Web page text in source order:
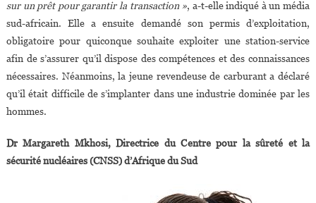
sur un prêt pour garantir la transaction », a-t-elle indiqué à un média
sud-africain. Elle a ensuite demandé son permis d’exploitation,
obligatoire pour quiconque souhaite exploiter une station-service
afin de s’assurer qu’il dispose des compétences et des connaissances
nécessaires. Néanmoins, la jeune revendeuse de carburant a déclaré
qu’il était difficile de s’implanter dans une industrie dominée par les
hommes.
Dr Margareth Mkhosi, Directrice du Centre pour la sûreté et la
sécurité nucléaires (CNSS) d’Afrique du Sud